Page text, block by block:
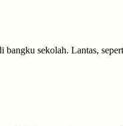
sekolah. Lantas,